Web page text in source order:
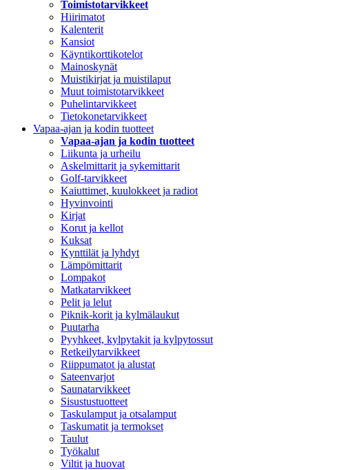
Toimistotarvikkeet
Hiirimatot
Kalenterit
Kansiot
Käyntikorttikotelot
Mainoskynät
Muistikirjat ja muistilaput
Muut toimistotarvikkeet
Puhelintarvikkeet
Tietokonetarvikkeet
Vapaa-ajan ja kodin tuotteet
Vapaa-ajan ja kodin tuotteet
Liikunta ja urheilu
Askelmittarit ja sykemittarit
Golf-tarvikkeet
Kaiuttimet, kuulokkeet ja radiot
Hyvinvointi
Kirjat
Korut ja kellot
Kuksat
Kynttilät ja lyhdyt
Lämpömittarit
Lompakot
Matkatarvikkeet
Pelit ja lelut
Piknik-korit ja kylmälaukut
Puutarha
Pyyhkeet, kylpytakit ja kylpytossut
Retkeilytarvikkeet
Riippumatot ja alustat
Sateenvarjot
Saunatarvikkeet
Sisustustuotteet
Taskulamput ja otsalamput
Taskumatit ja termokset
Taulut
Työkalut
Viltit ja huovat